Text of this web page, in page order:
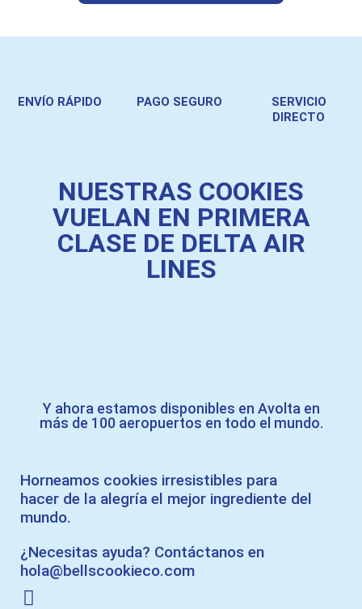
ENVÍO RÁPIDO PAGO SEGURO
SERVICIO
DIRECTO
NUESTRAS COOKIES
VUELAN EN PRIMERA
CLASE DE DELTA AIR
LINES
Y ahora estamos disponibles en Avolta en
más de 100 aeropuertos en todo el mundo.
Horneamos cookies irresistibles para
hacer de la alegría el mejor ingrediente del
mundo.
¿Necesitas ayuda? Contáctanos en
hola@bellscookieco.com